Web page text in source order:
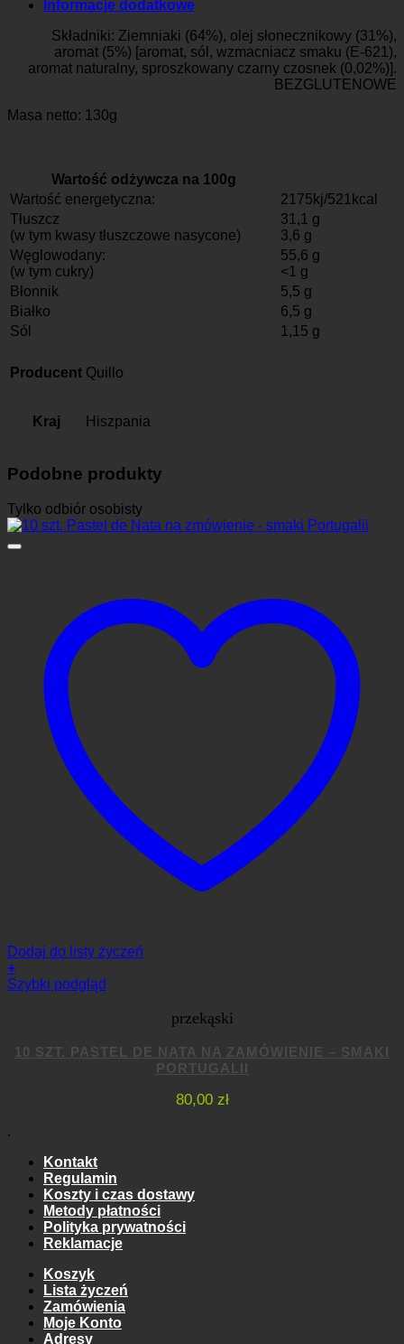
Informacje dodatkowe
Składniki: Ziemniaki (64%), olej słonecznikowy (31%),
aromat (5%) [aromat, sól, wzmacniacz smaku (E-621),
aromat naturalny, sproszkowany czarny czosnek (0,02%)].
BEZGLUTENOWE
Masa netto: 130g
Wartość odżywcza na 100g
Wartość energetyczna:
2175kj/521kcal
Tłuszcz
(w tym kwasy tłuszczowe nasycone)
31,1 g
3,6 g
Węglowodany:
(w tym cukry)
55,6 g
<1 g
Błonnik
5,5 g
Białko
6,5 g
Sól
1,15 g
Producent Quillo
Kraj Hiszpania
Podobne produkty
Tylko odbiór osobisty
Dodaj do listy życzeń
+
Szybki podgląd
przekąski
10 SZT. PASTEL DE NATA NA ZAMÓWIENIE – SMAKI
PORTUGALII
80,00 zł
.
Kontakt
Regulamin
Koszty i czas dostawy
Metody płatności
Polityka prywatności
Reklamacje
Koszyk
Lista życzeń
Zamówienia
Moje Konto
Adresy